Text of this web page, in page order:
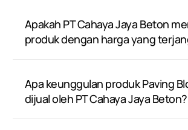
Apakah PT Cahaya Jaya Beton
produk dengan harga yang
Apa keunggulan produk Paving
dijual oleh PT Cahaya Jaya Beton?